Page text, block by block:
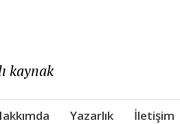
kaynak
Yazarlık İletişim